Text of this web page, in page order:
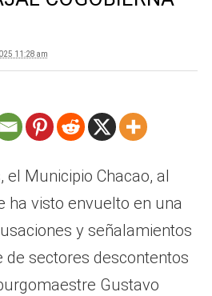
11:28 am
el Municipio Chacao, al
ha visto envuelto en una
y señalamientos
de sectores descontentos
Gustavo